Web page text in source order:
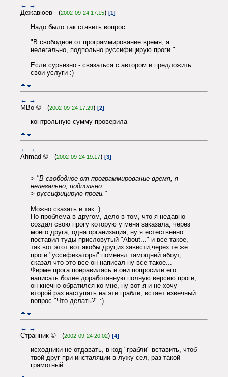
← →
Дежавюев (2002-09-24 17:15) [1]
Надо было так ставить вопрос:
"В свободное от программирование время, я
нелегально, подпольно руссифицирую проги."
Если сурьёзно - связаться с автором и предложить
свои услуги :)
← →
MBo © (2002-09-24 17:29) [2]
контрольную сумму проверила
← →
Ahmad © (2002-09-24 19:17) [3]
> "В свободное от программирование время, я
нелегально, подпольно
> руссифицирую проги."
Можно сказать и так :)
Но проблема в другом, дело в том, что я недавно
создал свою прогу которую у меня заказала, через
моего друга, одна организация, ну я естественно
поставил туды присловутый "About..." и все такое,
так вот этот вот якобы друг,из зависти,через те же
проги "уссификаторы" поменял тамощний абоут,
сказал что это все он написал ну все такое...
Фирме прога понравилась и они попросили его
написать более доработанную полную версию проги,
он кнечно обратился ко мне, ну вот я и не хочу
второй раз наступать на эти грабли, встает извечный
вопрос "Что делать?" :)
← →
Странник © (2002-09-24 20:02) [4]
исходники не отдавать, в код "грабли" вставить, чтоб
твой друг при инсталяции в лужу сел, раз такой
грамотный.